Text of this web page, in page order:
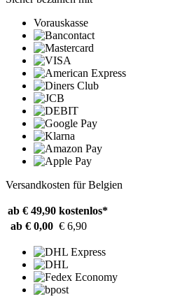
Vorauskasse
Versandkosten für Belgien
ab € 49,90 kostenlos*
ab € 0,00 € 6,90